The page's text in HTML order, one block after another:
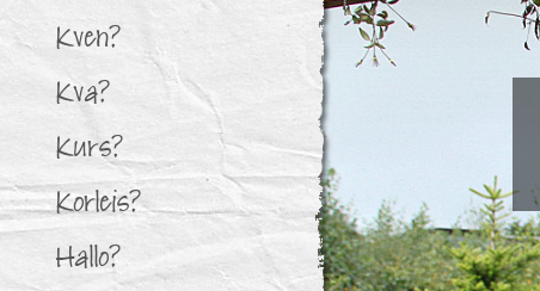
Kven?
Kva?
Kurs?
Korleis?
Hallo?